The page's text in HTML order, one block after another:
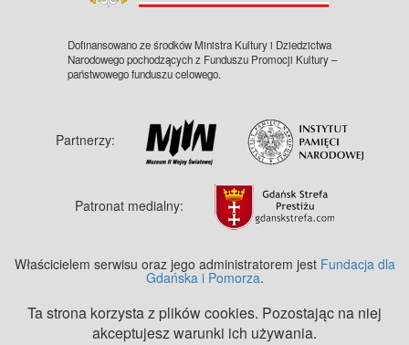
Dofinansowano ze środków Ministra Kultury i Dziedzictwa
Narodowego pochodzących z Funduszu Promocji Kultury –
państwowego funduszu celowego.
Partnerzy:
Patronat medialny:
Właścicielem serwisu oraz jego administratorem jest Fundacja dla
Gdańska i Pomorza.
Ta strona korzysta z plików cookies. Pozostając na niej
akceptujesz warunki ich używania.